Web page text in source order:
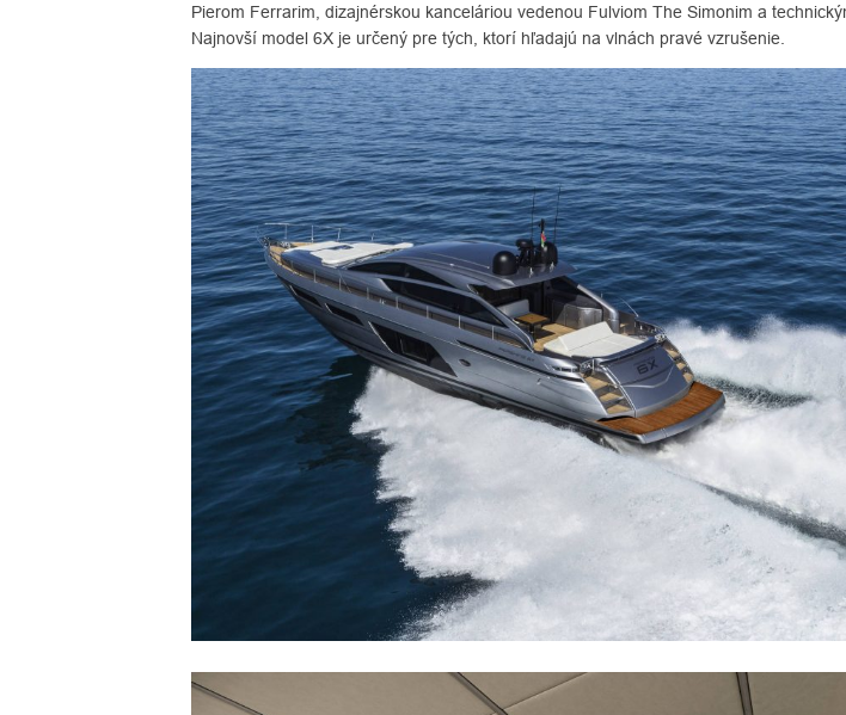
Pierom Ferrarim, dizajnérskou kanceláriou vedenou Fulviom The Simonim a
Najnovší model 6X je určený pre tých, ktorí hľadajú na vlnách pravé vzrušenie.